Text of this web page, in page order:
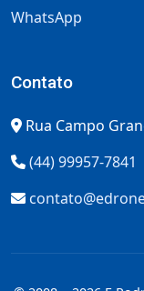
WhatsApp
Contato
Rua Campo
(44) 99957-7841